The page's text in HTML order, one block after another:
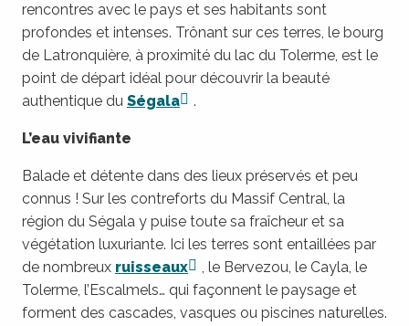
rencontres avec le pays et ses habitants sont
profondes et intenses. Trônant sur ces terres, le bourg
de Latronquière, à proximité du lac du Tolerme, est le
point de départ idéal pour découvrir la beauté
authentique du Ségala .
L’eau vivifiante
Balade et détente dans des lieux préservés et peu
connus ! Sur les contreforts du Massif Central, la
région du Ségala y puise toute sa fraîcheur et sa
végétation luxuriante. Ici les terres sont entaillées par
de nombreux ruisseaux
, le Bervezou, le Cayla, le
Tolerme, l’Escalmels… qui façonnent le paysage et
forment des cascades, vasques ou piscines naturelles.